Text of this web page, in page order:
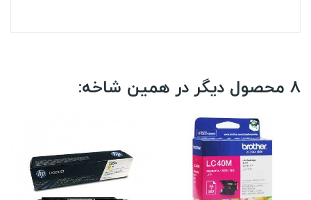
8 محصول دیگر در همین شاخه: